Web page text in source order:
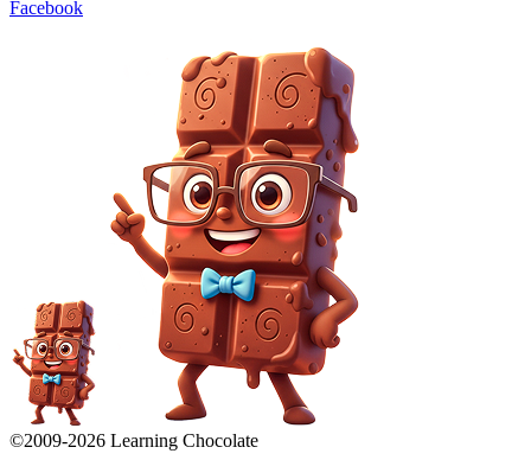
Facebook
©2009-2026 Learning Chocolate